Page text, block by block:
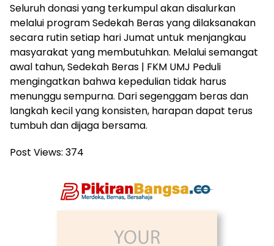
Seluruh donasi yang terkumpul akan disalurkan
melalui program Sedekah Beras yang dilaksanakan
secara rutin setiap hari Jumat untuk menjangkau
masyarakat yang membutuhkan. Melalui semangat
awal tahun, Sedekah Beras | FKM UMJ Peduli
mengingatkan bahwa kepedulian tidak harus
menunggu sempurna. Dari segenggam beras dan
langkah kecil yang konsisten, harapan dapat terus
tumbuh dan dijaga bersama.
Post Views: 374